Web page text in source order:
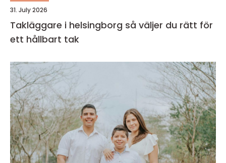
31. July 2026
Takläggare i helsingborg så väljer du rätt för
ett hållbart tak